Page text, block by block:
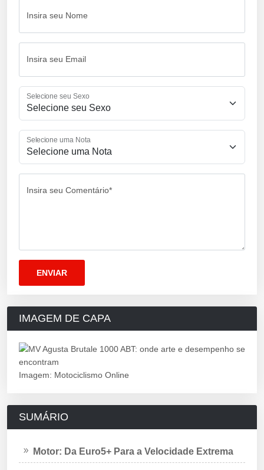
Insira seu Nome
Insira seu Email
Selecione seu Sexo
Selecione uma Nota
Insira seu Comentário*
IMAGEM DE CAPA
Imagem: Motociclismo Online
SUMÁRIO
Motor: Da Euro5+ Para a Velocidade Extrema